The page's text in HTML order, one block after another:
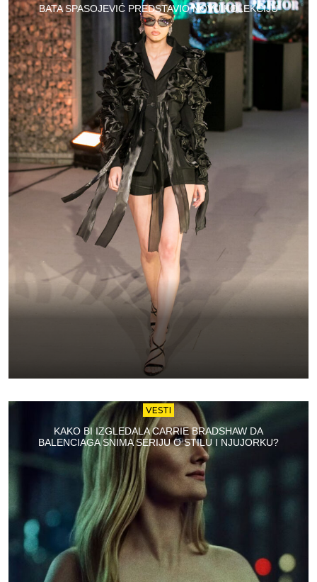
BATA SPASOJEVIĆ PREDSTAVIO NOVU KOLEKCIJU
VESTI
KAKO BI IZGLEDALA CARRIE BRADSHAW DA
BALENCIAGA SNIMA SERIJU O STILU I NJUJORKU?